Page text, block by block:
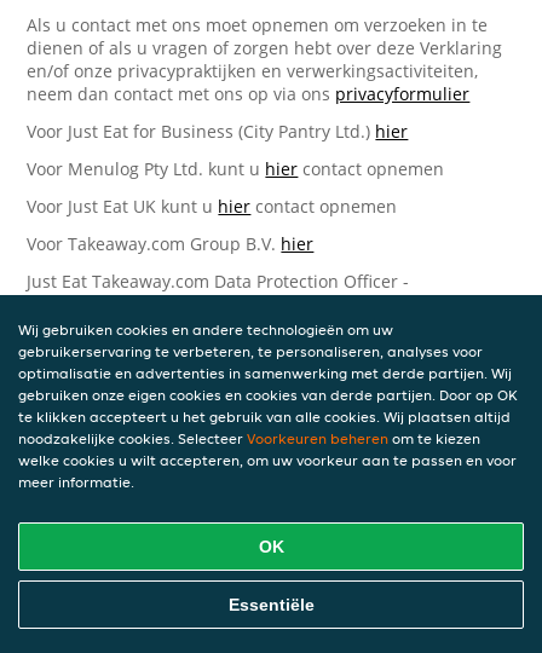
Als u contact met ons moet opnemen om verzoeken in te
dienen of als u vragen of zorgen hebt over deze Verklaring
en/of onze privacypraktijken en verwerkingsactiviteiten,
neem dan contact met ons op via ons privacyformulier
Voor Just Eat for Business (City Pantry Ltd.) hier
Voor Menulog Pty Ltd. kunt u hier contact opnemen
Voor Just Eat UK kunt u hier contact opnemen
Voor Takeaway.com Group B.V. hier
Just Eat Takeaway.com Data Protection Officer -
Piet Heinkade 61
1019 GM Amsterdam
Nederland
Bijgewerkte versies van deze
Privacyverklaring
Wij kunnen deze Verklaring van tijd tot tijd bijwerken als
reactie op veranderende juridische, technische of zakelijke
ontwikkelingen. Wanneer wij onze Privacyverklaring
bijwerken, zullen wij passende maatregelen nemen om u
op de hoogte te brengen, in overeenstemming met het
Wij gebruiken cookies en andere technologieën om uw
gebruikerservaring te verbeteren, te personaliseren, analyses voor
optimalisatie en advertenties in samenwerking met derde partijen. Wij
gebruiken onze eigen cookies en cookies van derde partijen. Door op OK
te klikken accepteert u het gebruik van alle cookies. Wij plaatsen altijd
noodzakelijke cookies. Selecteer Voorkeuren beheren om te kiezen
welke cookies u wilt accepteren, om uw voorkeur aan te passen en voor
meer informatie.
OK
Essentiële